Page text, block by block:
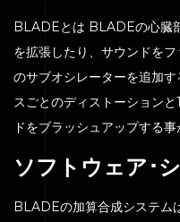
BLADEとは BLADEの心臓
を拡張したり、サウンドを
のサブオシレーターを追加
スごとのディストーション
ドをブラッシュアップする事
ソフトウェア･
BLADEの加算合成システム